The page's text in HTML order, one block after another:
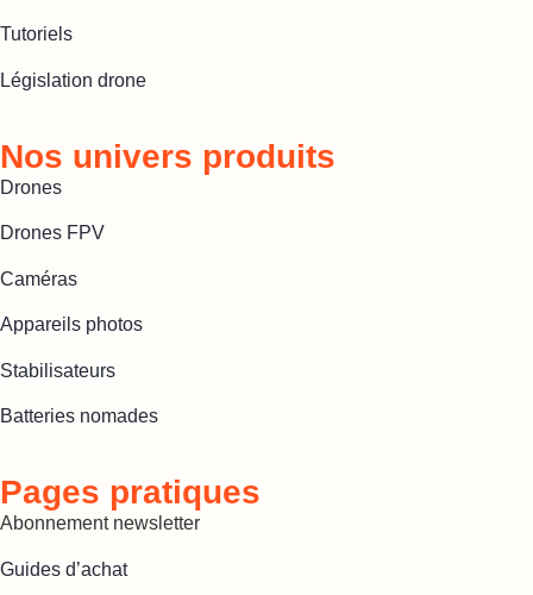
Tutoriels
Législation drone
Nos univers produits
Drones
Drones FPV
Caméras
Appareils photos
Stabilisateurs
Batteries nomades
Pages pratiques
Abonnement newsletter
Guides d’achat